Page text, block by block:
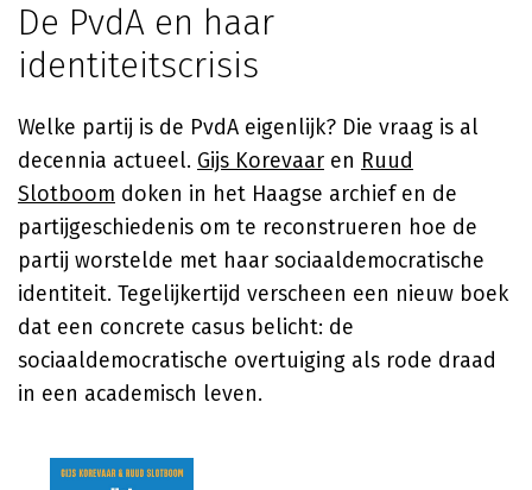
De PvdA en haar
identiteitscrisis
Welke partij is de PvdA eigenlijk? Die vraag is al
decennia actueel. Gijs Korevaar en Ruud
Slotboom doken in het Haagse archief en de
partijgeschiedenis om te reconstrueren hoe de
partij worstelde met haar sociaaldemocratische
identiteit. Tegelijkertijd verscheen een nieuw boek
dat een concrete casus belicht: de
sociaaldemocratische overtuiging als rode draad
in een academisch leven.